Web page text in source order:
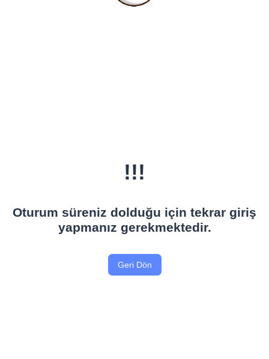
!!!
Oturum süreniz dolduğu için tekrar giriş
yapmanız gerekmektedir.
Geri Dön